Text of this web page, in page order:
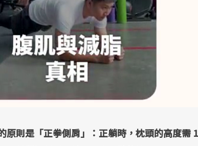
原則是「正拳側肩」：正躺時，枕頭的高度需